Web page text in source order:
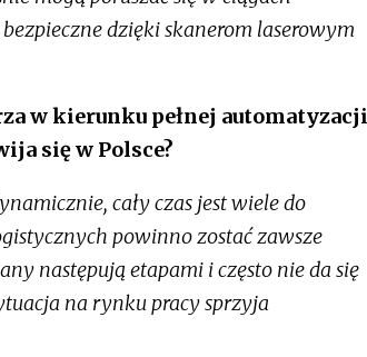
dzięki skanerom laserowym
w kierunku pełnej automatyzacji
się w Polsce?
cały czas jest wiele do
powinno zostać zawsze
następują etapami i często nie da się
na rynku pracy sprzyja